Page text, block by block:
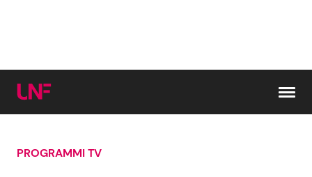
Cerca:
PROGRAMMI TV